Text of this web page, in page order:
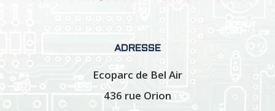
ADRESSE
Ecoparc de Bel Air
436 rue Orion